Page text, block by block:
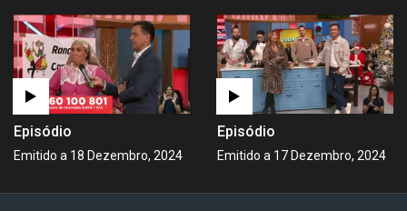
Episódio
Emitido a 18 Dezembro, 2024
Episódio
Emitido a 17 Dezembro, 2024